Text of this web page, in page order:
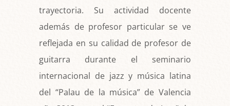
trayectoria. Su actividad docente
además de profesor particular se ve
reflejada en su calidad de profesor de
guitarra durante el seminario
internacional de jazz y música latina
del “Palau de la música” de Valencia